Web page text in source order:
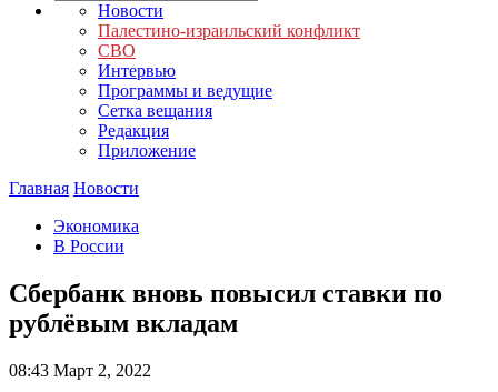
Новости
Палестино-израильский конфликт
СВО
Интервью
Программы и ведущие
Сетка вещания
Редакция
Приложение
Главная Новости
Экономика
В России
Сбербанк вновь повысил ставки по
рублёвым вкладам
08:43 Март 2, 2022